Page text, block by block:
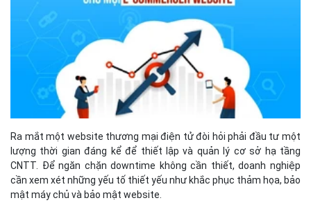
Ra mắt một website thương mại điện tử đòi hỏi phải đầu tư một
lượng thời gian đáng kể để thiết lập và quản lý cơ sở hạ tầng
CNTT. Để ngăn chặn downtime không cần thiết, doanh nghiệp
cần xem xét những yếu tố thiết yếu như khắc phục thảm họa, bảo
mật máy chủ và bảo mật website.